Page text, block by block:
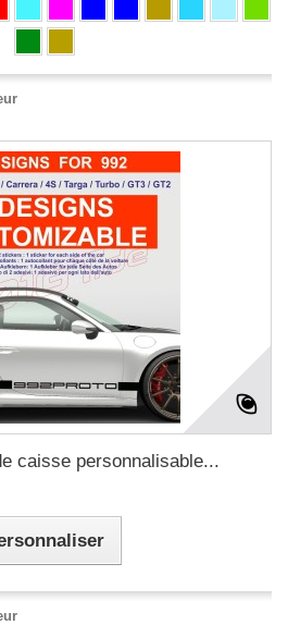
caisse personnalisable...